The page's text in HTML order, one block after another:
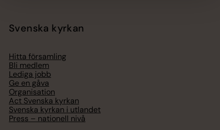
Svenska kyrkan
Hitta församling
Bli medlem
Lediga jobb
Ge en gåva
Organisation
Act Svenska kyrkan
Svenska kyrkan i utlandet
Press – nationell nivå